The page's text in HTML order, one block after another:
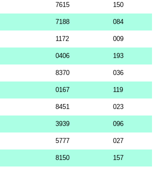
7615 150
7188 084
1172 009
0406 193
8370 036
0167 119
8451 023
3939 096
5777 027
8150 157